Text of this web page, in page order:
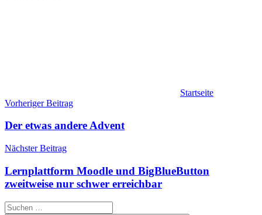
Startseite
Beitragsnavigation
Vorheriger Beitrag
Der etwas andere Advent
Nächster Beitrag
Lernplattform Moodle und BigBlueButton
zweitweise nur schwer erreichbar
Suchen